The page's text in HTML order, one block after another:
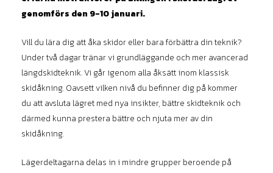
genomförs den 9-10 januari.
Vill du lära dig att åka skidor eller bara förbättra din teknik?
Under två dagar tränar vi grundläggande och mer avancerad
längdskidteknik. Vi går igenom alla åksätt inom klassisk
skidåkning. Oavsett vilken nivå du befinner dig på kommer
du att avsluta lägret med nya insikter, bättre skidteknik och
därmed kunna prestera bättre och njuta mer av din
skidåkning.
Lägerdeltagarna delas in i mindre grupper beroende på